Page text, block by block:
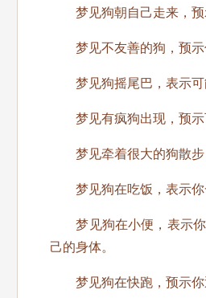
梦见狗朝自己走来，预
梦见不友善的狗，预示
梦见狗摇尾巴，表示可
梦见有疯狗出现，预示
梦见牵着很大的狗散步
梦见狗在吃饭，表示你
梦见狗在小便，表示你
己的身体。
梦见狗在快跑，预示你